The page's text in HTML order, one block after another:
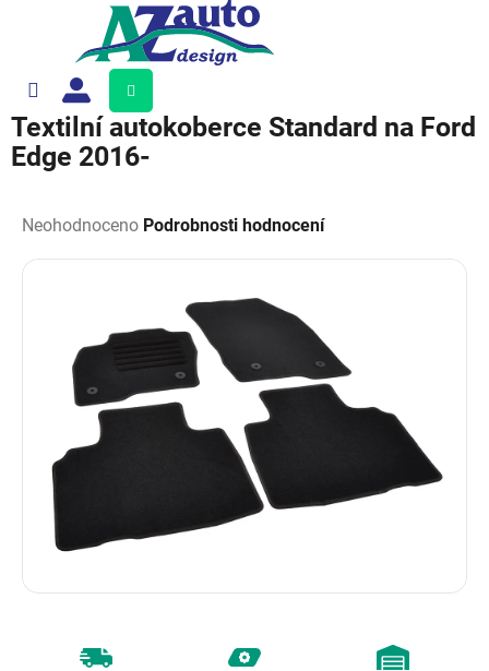
Nákupní
košík
Textilní autokoberce Standard na Ford
Edge 2016-
hodnocení
je
hvězdiček.
Neohodnoceno Podrobnosti hodnocení